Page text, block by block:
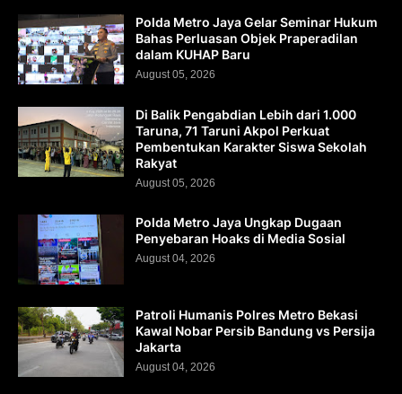
Polda Metro Jaya Gelar Seminar Hukum
Bahas Perluasan Objek Praperadilan
dalam KUHAP Baru
August 05, 2026
Di Balik Pengabdian Lebih dari 1.000
Taruna, 71 Taruni Akpol Perkuat
Pembentukan Karakter Siswa Sekolah
Rakyat
August 05, 2026
Polda Metro Jaya Ungkap Dugaan
Penyebaran Hoaks di Media Sosial
August 04, 2026
Patroli Humanis Polres Metro Bekasi
Kawal Nobar Persib Bandung vs Persija
Jakarta
August 04, 2026